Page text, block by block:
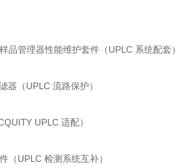
品管理器性能维护套件（UPLC 系统配套）
器（UPLC 流路保护）
UPLC 适配）
（UPLC 检测系统互补）